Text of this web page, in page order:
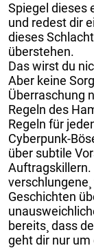
Spiegel dieses
und redest dir
dieses
überstehen.
Das wirst du
Aber keine
Überraschung
Regeln des
Regeln für
Cyberpunk-
über subtile
Auftragskillern.
Geschichten
bereits¸ dass
geht dir nur